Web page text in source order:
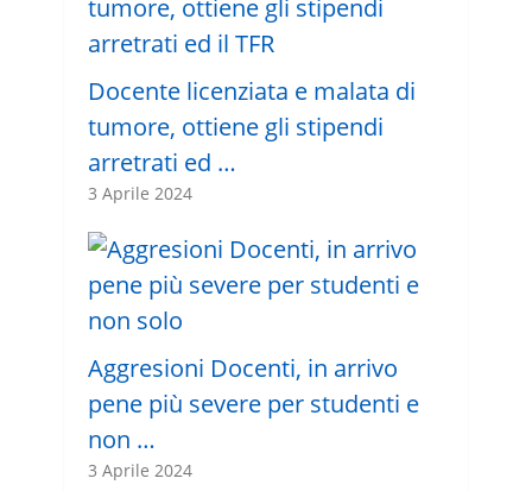
Docente licenziata e malata di
tumore, ottiene gli stipendi
arretrati ed …
3 Aprile 2024
Aggresioni Docenti, in arrivo
pene più severe per studenti e
non …
3 Aprile 2024